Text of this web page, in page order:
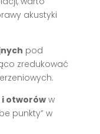
akustyki
pod
zredukować
i otworów w
punkty” w